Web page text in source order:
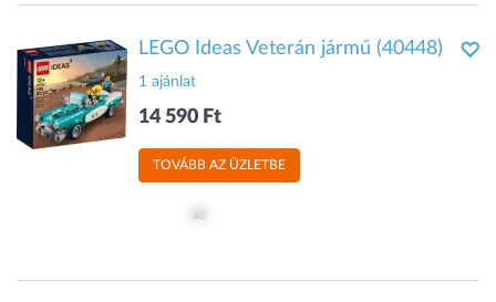
LEGO Ideas Veterán jármű (40448)
1 ajánlat
14 590 Ft
TOVÁBB AZ ÜZLETBE